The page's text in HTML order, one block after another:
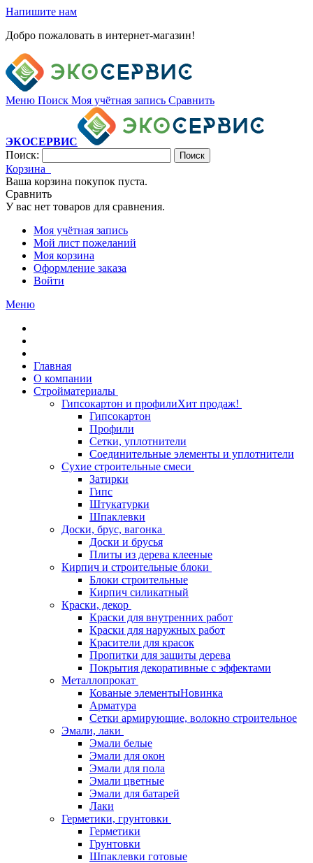
Напишите нам
Добро пожаловать в интернет-магазин!
Меню Поиск Моя учётная запись Сравнить
ЭКОСЕРВИС
Поиск:
Поиск
Корзина
Ваша корзина покупок пуста.
Сравнить
У вас нет товаров для сравнения.
Моя учётная запись
Мой лист пожеланий
Моя корзина
Оформление заказа
Войти
Меню
Главная
О компании
Стройматериалы
Гипсокартон и профилиХит продаж!
Гипсокартон
Профили
Сетки, уплотнители
Соединительные элементы и уплотнители
Сухие строительные смеси
Затирки
Гипс
Штукатурки
Шпаклевки
Доски, брус, вагонка
Доски и брусья
Плиты из дерева клееные
Кирпич и строительные блоки
Блоки строительные
Кирпич силикатный
Краски, декор
Краски для внутренних работ
Краски для наружных работ
Красители для красок
Пропитки для защиты дерева
Покрытия декоративные с эффектами
Металлопрокат
Кованые элементыНовинка
Арматура
Сетки армирующие, волокно строительное
Эмали, лаки
Эмали белые
Эмали для окон
Эмали для пола
Эмали цветные
Эмали для батарей
Лаки
Герметики, грунтовки
Герметики
Грунтовки
Шпаклевки готовые